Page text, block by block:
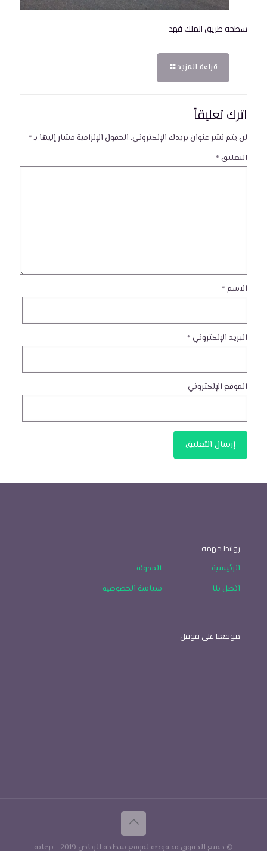
سطحه طريق الملك فهد
قراءة المزيد
اترك تعليقاً
لن يتم نشر عنوان بريدك الإلكتروني. الحقول الإلزامية مشار إليها بـ*
التعليق *
الاسم *
البريد الإلكتروني *
الموقع الإلكتروني
روابط مهمة
الرئيسية
المدونة
اتصل بنا
سياسة الخصوصية
موقعنا على قوقل
© جميع الحقوق محفوضة لموقع سطحه الرياض 2019 - برعاية